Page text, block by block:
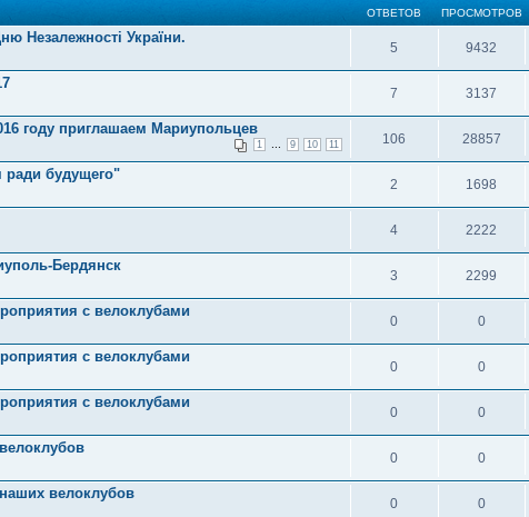
ОТВЕТОВ ПРОСМОТРОВ
Незалежності України.
5 9432
7 3137
году приглашаем Мариупольцев
1 9 10 11 106 28857
ради будущего"
2 1698
4 2222
Бердянск
3 2299
с велоклубами
0 0
с велоклубами
0 0
с велоклубами
0 0
0 0
велоклубов
0 0